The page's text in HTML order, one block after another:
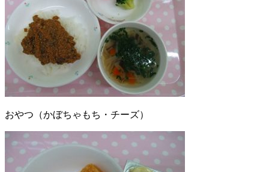
おやつ（かぼちゃもち・チーズ）